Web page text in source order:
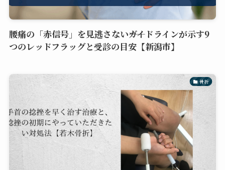
腰痛の「赤信号」を見逃さない――ガイドラインが示す9
つのレッドフラッグと受診の目安【新潟市】
骨折